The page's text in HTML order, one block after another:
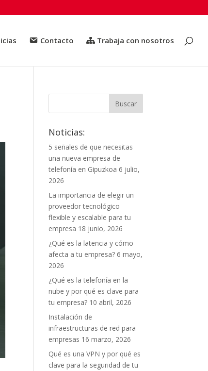
Contacto Trabaja con nosotros
Noticias:
5 señales de que necesitas
una nueva empresa de
telefonía en Gipuzkoa 6 julio,
2026
La importancia de elegir un
proveedor tecnológico
flexible y escalable para tu
empresa 18 junio, 2026
¿Qué es la latencia y cómo
afecta a tu empresa? 6 mayo,
2026
¿Qué es la telefonía en la
nube y por qué es clave para
tu empresa? 10 abril, 2026
Instalación de
infraestructuras de red para
empresas 16 marzo, 2026
Qué es una VPN y por qué es
clave para la seguridad de tu